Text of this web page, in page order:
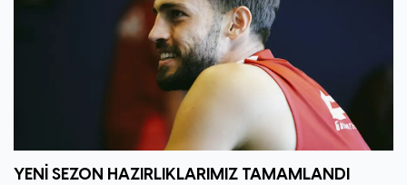
YENİ SEZON HAZIRLIKLARIMIZ TAMAMLANDI